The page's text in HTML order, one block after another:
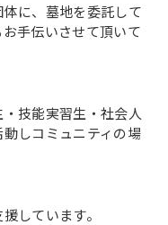
に、墓地を委託して
手伝いさせて頂いて
技能実習生・社会人
しコミュニティの場
しています。